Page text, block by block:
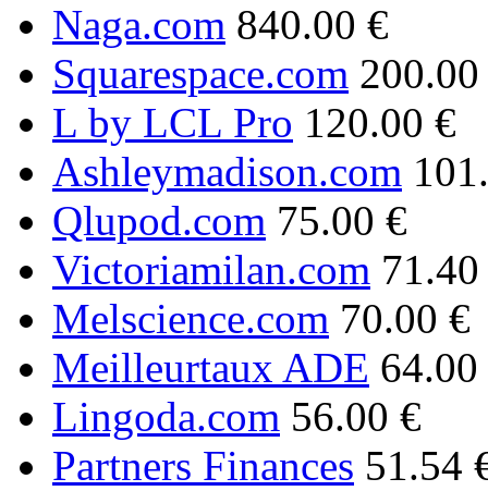
Naga.com 840.00 €
Squarespace.com
L by LCL Pro 120.00 €
Ashleymadison.com
Qlupod.com 75.00 €
Victoriamilan.com
Melscience.com 70.00 €
Meilleurtaux ADE 64.00
Lingoda.com 56.00 €
Partners Finances 51.54